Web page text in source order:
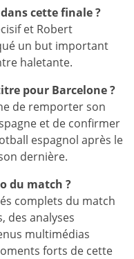
cette finale ?
et Robert
un but important
haletante.
pour Barcelone ?
de remporter son
et de confirmer
espagnol après le
dernière.
du match ?
complets du match
des analyses
multimédias
forts de cette